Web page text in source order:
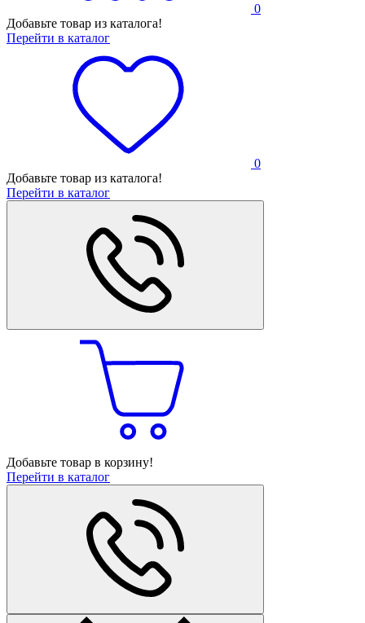
0
Добавьте товар из каталога!
Перейти в каталог
0
Добавьте товар из каталога!
Перейти в каталог
Добавьте товар в корзину!
Перейти в каталог